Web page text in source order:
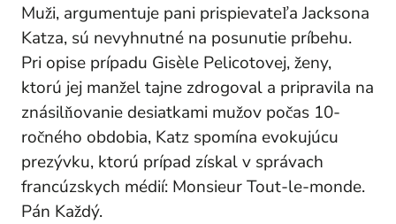
Muži, argumentuje pani prispievateľa Jacksona
Katza, sú nevyhnutné na posunutie príbehu.
Pri opise prípadu Gisèle Pelicotovej, ženy,
ktorú jej manžel tajne zdrogoval a pripravila na
znásilňovanie desiatkami mužov počas 10-
ročného obdobia, Katz spomína evokujúcu
prezývku, ktorú prípad získal v správach
francúzskych médií: Monsieur Tout-le-monde.
Pán Každý.